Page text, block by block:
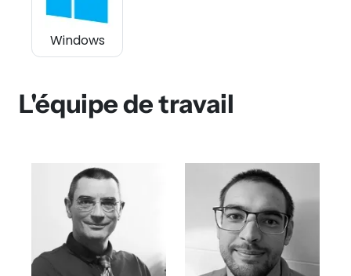
Windows
L'équipe de travail